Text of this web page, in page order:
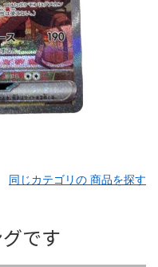
同じカテゴリの 商品を探す
です